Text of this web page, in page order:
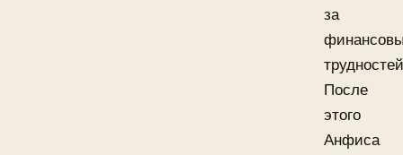
за
После
этого
Анфиса